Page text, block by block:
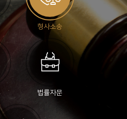
소송
기타
소송
법률
자문
회생
형사소송
법률자문